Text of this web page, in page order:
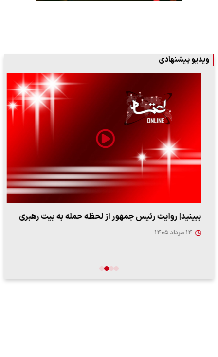
ویدیو پیشنهادی
ببینید| روایت رئیس جمهور از لحظه حمله به بیت رهبری
۱۴ مرداد ۱۴۰۵